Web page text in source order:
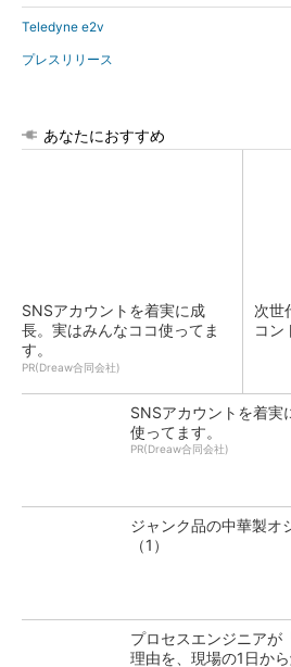
Teledyne e2v
プレスリリース
あなたにおすすめ
SNSアカウントを着実に成
長。実はみんなココ使ってま
す。
PR(Dreaw合同会社)
次世
コン
SNSアカウントを着実
使ってます。
PR(Dreaw合同会社)
ジャンク品の中華製オ
（1）
プロセスエンジニアが
理由を、現場の1日か